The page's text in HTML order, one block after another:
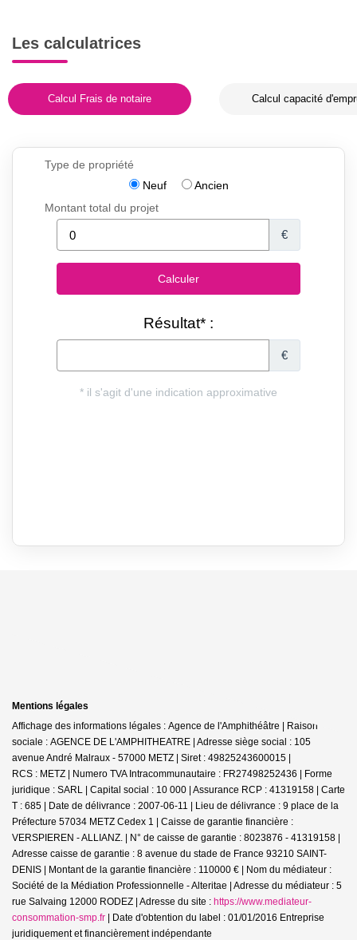
Les calculatrices
Calcul Frais de notaire Calcul capacité
Mentions légales
Affichage des informations légales : Agence de l'Amphithéâtre | Raison
sociale : AGENCE DE L'AMPHITHEATRE | Adresse siège social : 105
avenue André Malraux - 57000 METZ | Siret : 49825243600015 |
RCS : METZ | Numero TVA Intracommunautaire : FR27498252436 | Forme
juridique : SARL | Capital social : 10 000 | Assurance RCP : 41319158 | Carte
T : 685 | Date de délivrance : 2007-06-11 | Lieu de délivrance : 9 place de la
Préfecture 57034 METZ Cedex 1 | Caisse de garantie financière :
VERSPIEREN - ALLIANZ. | N° de caisse de garantie : 8023876 - 41319158 |
Adresse caisse de garantie : 8 avenue du stade de France 93210 SAINT-
DENIS | Montant de la garantie financière : 110000 € | Nom du médiateur :
Société de la Médiation Professionnelle - Alteritae | Adresse du médiateur : 5
rue Salvaing 12000 RODEZ | Adresse du site : https://www.mediateur-
consommation-smp.fr | Date d'obtention du label : 01/01/2016 Entreprise
juridiquement et financièrement indépendante